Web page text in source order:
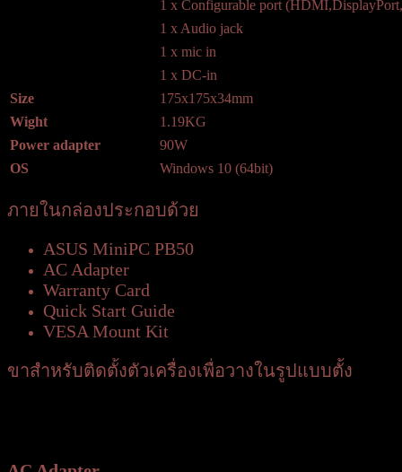
1 x Configurable port
1 x Audio jack
1 x mic in
1 x DC-in
Size
175x175x34mm
Wight
1.19KG
Power adapter
90W
OS
Windows 10 (64bit)
ภายในกล่องประกอบด้วย
ASUS MiniPC PB50
AC Adapter
Warranty Card
Quick Start Guide
VESA Mount Kit
ขาสำหรับติดตั้งตัวเครื่องเพื่อวางในรูปแบบตั้ง